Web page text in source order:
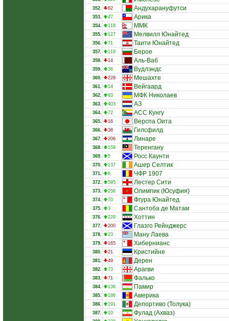
352. 62 Андухарануфутси
353. 47 Арика
354. 118 ММК
355. 127 Мелвилл Юнайтед
356. 71 Таити Юнайтед
357. 119 Берое
358. 14 Аль-Ваб
359. 36 Вудлэндс
360. 228 Мешахте
361. 14 Вейгаард
362. 83 МФК Николаев
363. 403 АЗ
364. 72 АCС Кунгу
365. 16 Верспа Оита
366. 38 Гилсфилд
367. 206 Линаре
368. 159 Теренгану
369. 5 Росс Каунти
370. 137 Ашер Селтик
371. 6 ЧФР 1907
372. 595 Лестер Сити
373. 256 Олимпик (Юсуфия)
374. 70 Фгура Юнайтед
375. 3 Сантоба де Матам
376. 229 Хоттин
377. 200 Глазго Рейнджерс
378. 23 Ману Лаева
379. 165 Хибернианс
380. 21 Кристийне
381. 49 Дерен
382. 73 Арагви
383. 71 Фалько
384. 136 Памир
385. 186 Америка
386. 191 Депортиво (Толука)
387. 10 Фулад (Ахваз)